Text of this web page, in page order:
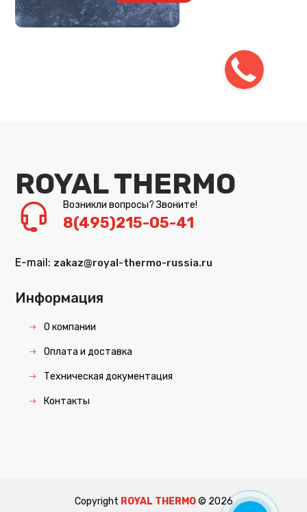
ROYAL THERMO
Возникли вопросы? Звоните!
8(495)215-05-41
E-mail: zakaz@royal-thermo-russia.ru
Информация
О компании
Оплата и доставка
Техническая документация
Контакты
Copyright ROYAL THERMO© 2026